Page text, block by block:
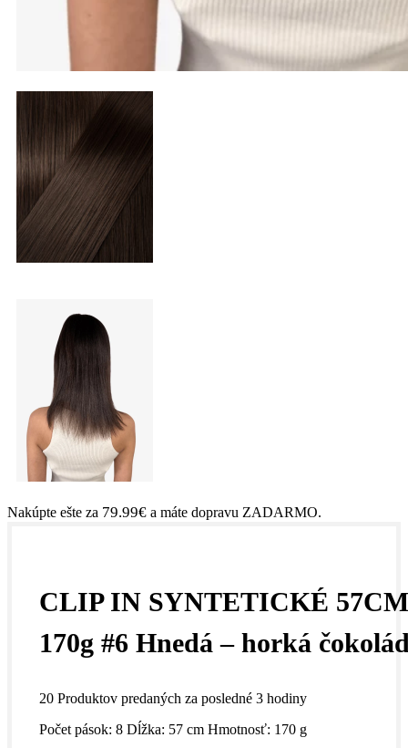
Nakúpte ešte za 79.99€ a máte dopravu ZADARMO.
CLIP IN SYNTETICKÉ
170g #6 Hnedá – horká
20 Produktov predaných za posledné 3 hodiny
Počet pások: 8 Dĺžka: 57 cm Hmotnosť: 170 g